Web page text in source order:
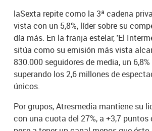
laSexta repite como la 3ª cadena
vista con un 5,8%, líder sobre su
día más. En la franja estelar, 'El
sitúa como su emisión más vista
830.000 seguidores de media, un
superando los 2,6 millones de
únicos.
Por grupos, Atresmedia mantiene su
con una cuota del 27%, a +3,7 puntos